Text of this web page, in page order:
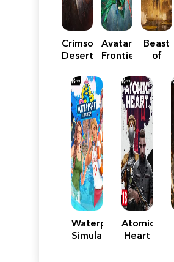
Crimson
Desert
Avatar:
Frontiers
Pandora
Beast
of
Waterpark
Simulator
Atomic
Heart